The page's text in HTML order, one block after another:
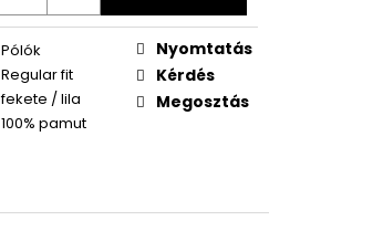
Pólók
Regular fit
fekete / lila
100% pamut
Nyomtatás
Kérdés
Megosztás